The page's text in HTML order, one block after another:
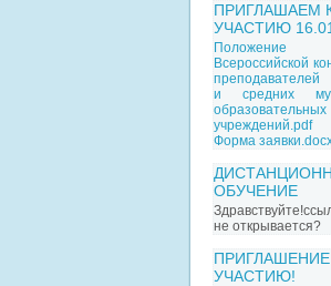
ПРИГЛАШАЕМ
УЧАСТИЮ
Всероссийской
преподавателей
и средних
образовательных
учреждений.pdf
Форма
ОБУЧЕНИЕ
не открывается?
ПРИГЛАШЕНИЕ
УЧАСТИЮ!